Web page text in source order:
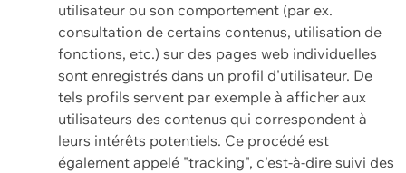
utilisateur ou son comportement (par ex.
consultation de certains contenus, utilisation de
fonctions, etc.) sur des pages web individuelles
sont enregistrés dans un profil d'utilisateur. De
tels profils servent par exemple à afficher aux
utilisateurs des contenus qui correspondent à
leurs intérêts potentiels. Ce procédé est
également appelé "tracking", c'est-à-dire suivi des